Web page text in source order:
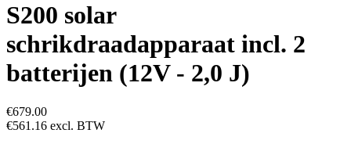
S200 solar
schrikdraadapparaat incl. 2
batterijen (12V - 2,0 J)
€679.00
€561.16 excl. BTW